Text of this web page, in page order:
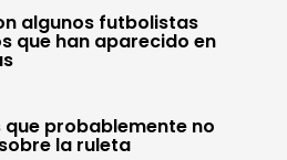
algunos futbolistas
que han aparecido en
que probablemente no
la ruleta